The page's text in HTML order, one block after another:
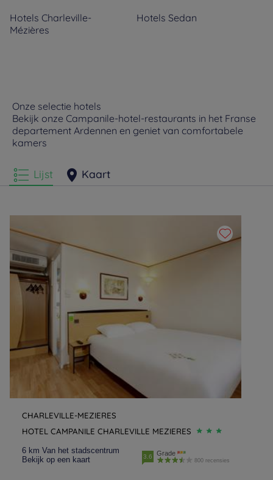
Hotels Charleville-
Mézières
Hotels Sedan
Onze selectie hotels
Bekijk onze Campanile-hotel-restaurants in het Franse
departement Ardennen en geniet van comfortabele
kamers
Lijst Kaart
CHARLEVILLE-MEZIERES
HOTEL CAMPANILE CHARLEVILLE MEZIERES
6 km Van het stadscentrum
Bekijk op een kaart
3.6 Grade
800 recensies